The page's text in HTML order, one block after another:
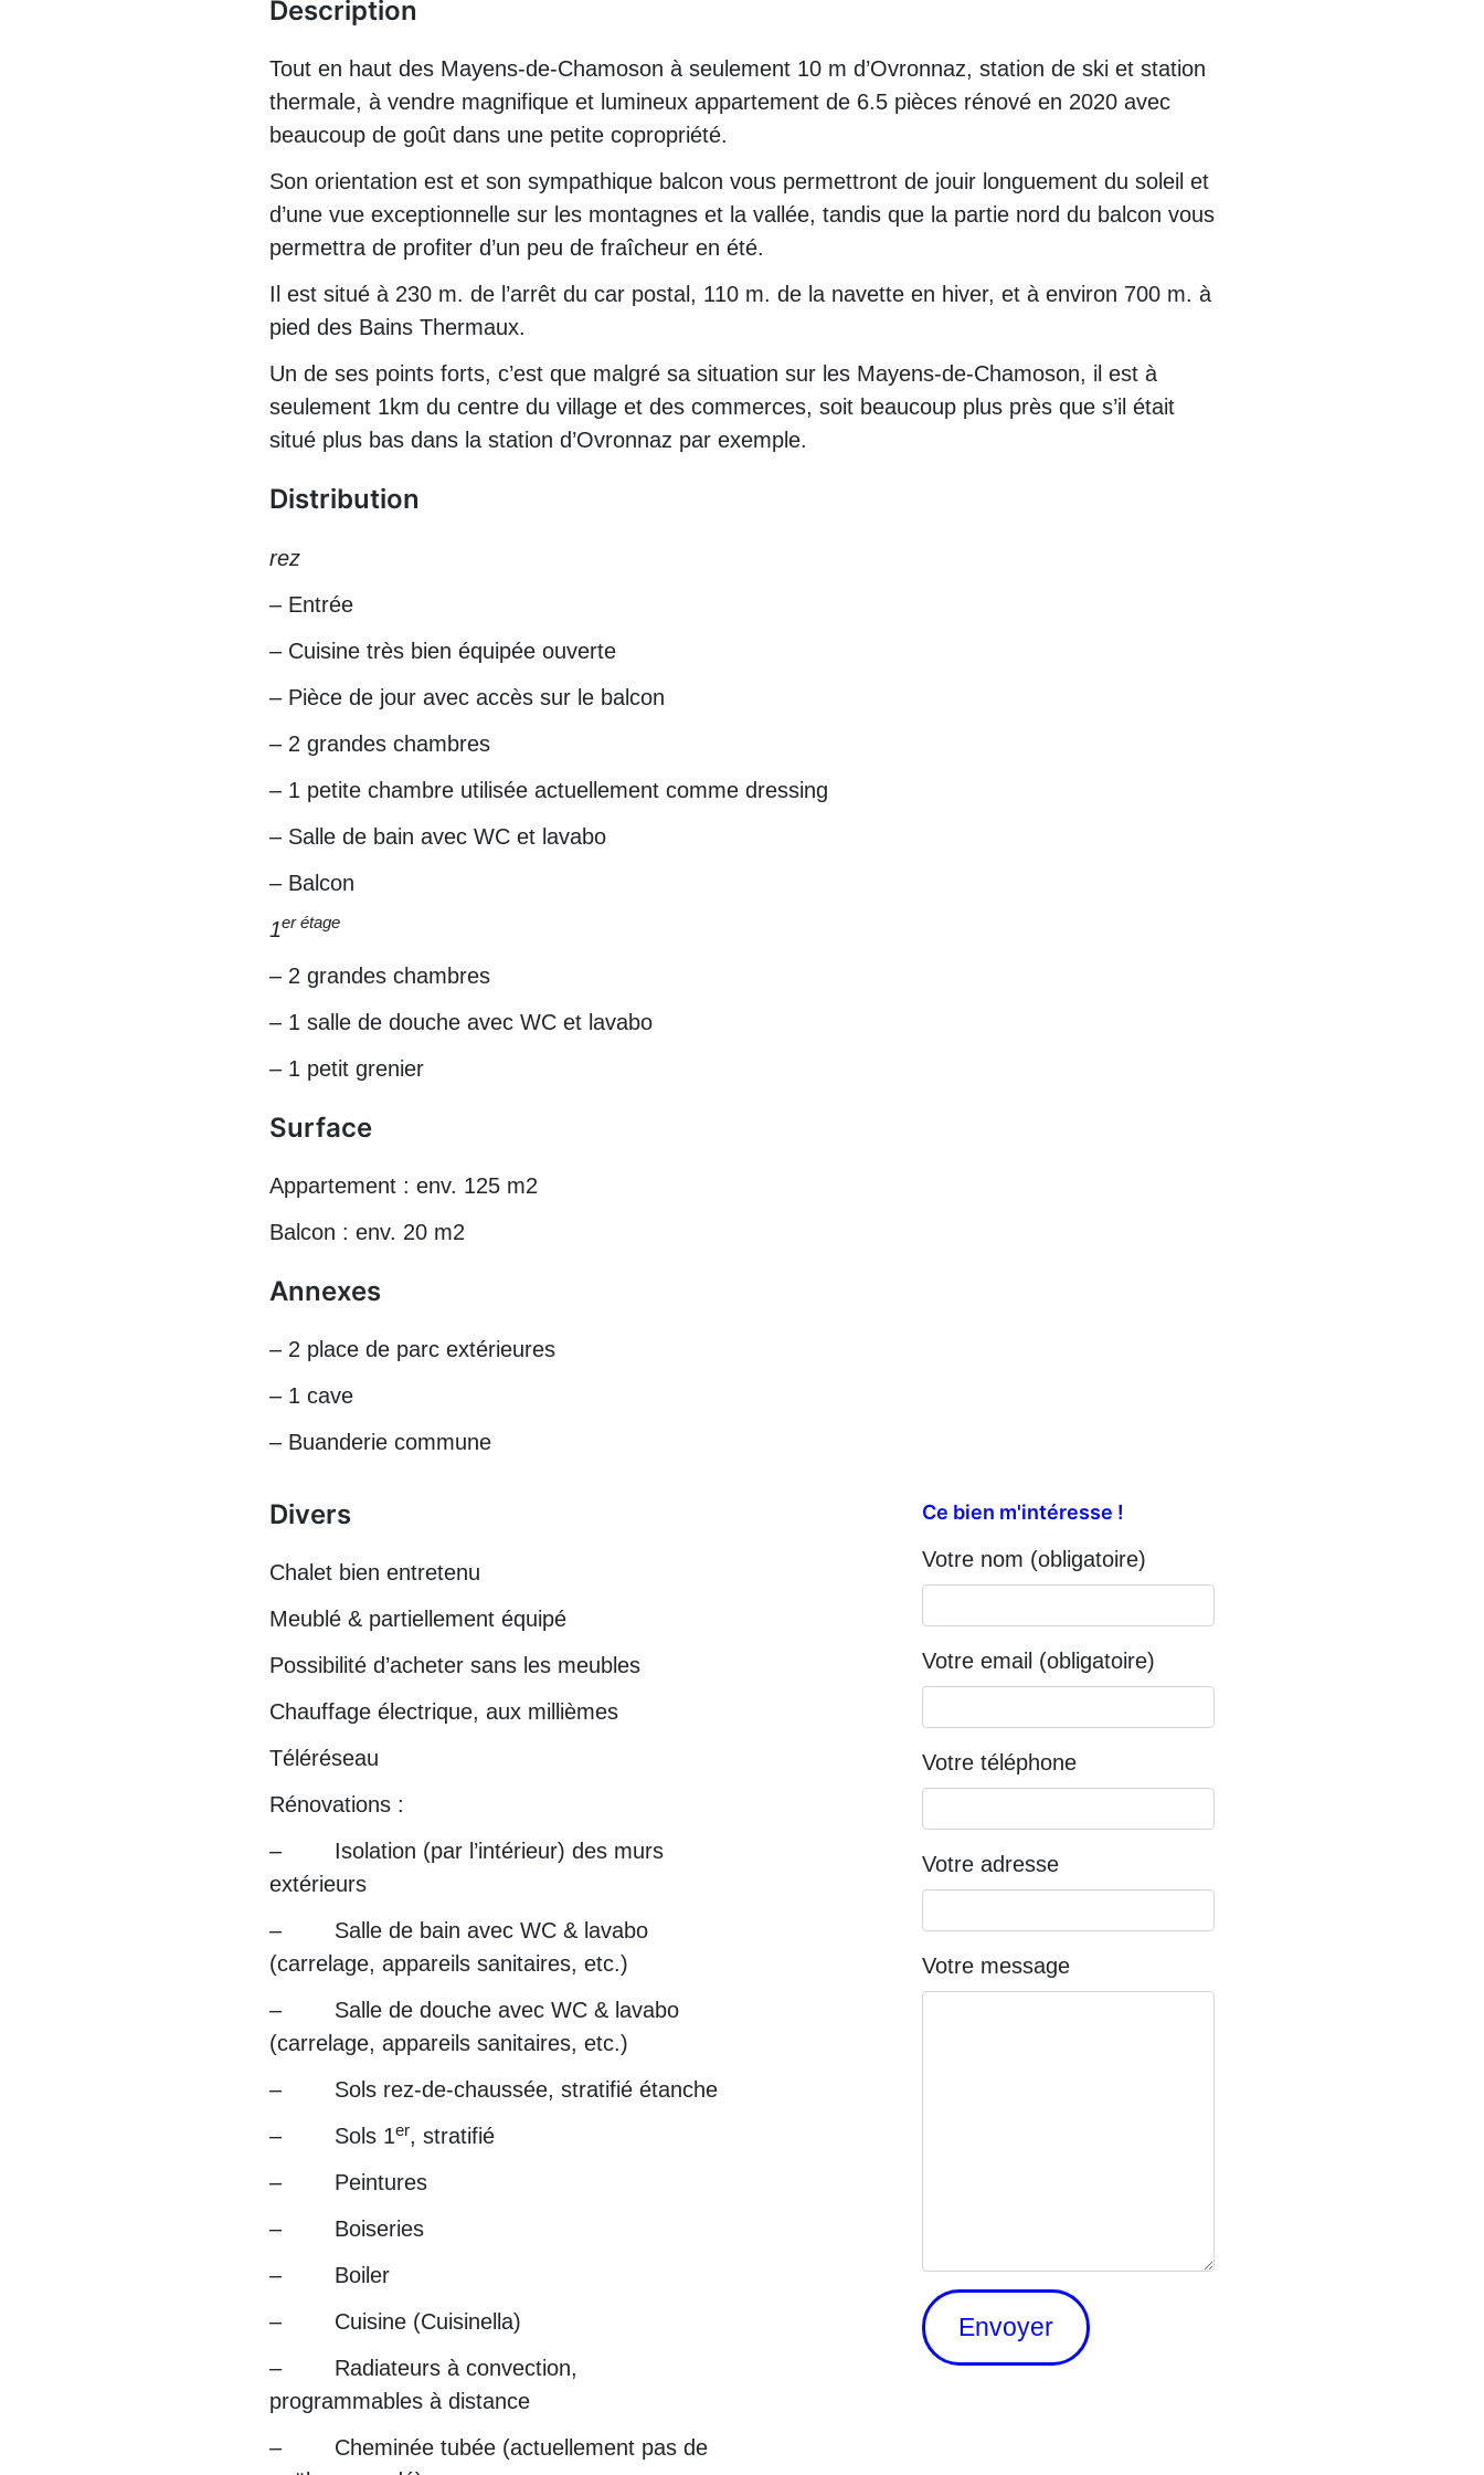
Description
Tout en haut des Mayens-de-Chamoson à seulement 10 m d’Ovronnaz, station de ski et station
thermale, à vendre magnifique et lumineux appartement de 6.5 pièces rénové en 2020 avec
beaucoup de goût dans une petite copropriété.
Son orientation est et son sympathique balcon vous permettront de jouir longuement du soleil et
d’une vue exceptionnelle sur les montagnes et la vallée, tandis que la partie nord du balcon vous
permettra de profiter d’un peu de fraîcheur en été.
Il est situé à 230 m. de l’arrêt du car postal, 110 m. de la navette en hiver, et à environ 700 m. à
pied des Bains Thermaux.
Un de ses points forts, c’est que malgré sa situation sur les Mayens-de-Chamoson, il est à
seulement 1km du centre du village et des commerces, soit beaucoup plus près que s’il était
situé plus bas dans la station d’Ovronnaz par exemple.
Distribution
rez
– Entrée
– Cuisine très bien équipée ouverte
– Pièce de jour avec accès sur le balcon
– 2 grandes chambres
– 1 petite chambre utilisée actuellement comme dressing
– Salle de bain avec WC et lavabo
– Balcon
1er étage
– 2 grandes chambres
– 1 salle de douche avec WC et lavabo
– 1 petit grenier
Surface
Appartement : env. 125 m2
Balcon : env. 20 m2
Annexes
– 2 place de parc extérieures
– 1 cave
– Buanderie commune
Divers
Chalet bien entretenu
Meublé & partiellement équipé
Possibilité d’acheter sans les meubles
Chauffage électrique, aux millièmes
Téléréseau
Rénovations :
– Isolation (par l’intérieur) des murs
extérieurs
– Salle de bain avec WC & lavabo
(carrelage, appareils sanitaires, etc.)
– Salle de douche avec WC & lavabo
(carrelage, appareils sanitaires, etc.)
– Sols rez-de-chaussée, stratifié étanche
– Sols 1er, stratifié
– Peintures
– Boiseries
– Boiler
– Cuisine (Cuisinella)
– Radiateurs à convection,
programmables à distance
– Cheminée tubée (actuellement pas de
Ce bien m'intéresse !
Votre nom (obligatoire)
Votre email (obligatoire)
Votre téléphone
Votre adresse
Votre message